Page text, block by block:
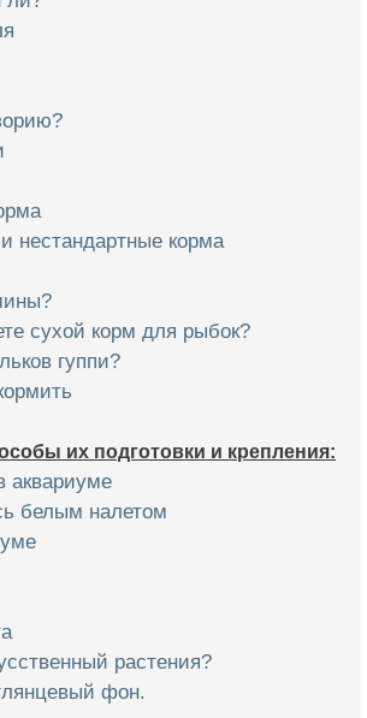
нестандартные корма
сухой корм для рыбок?
гуппи?
их подготовки и крепления:
аквариуме
белым налетом
растения?
фон.